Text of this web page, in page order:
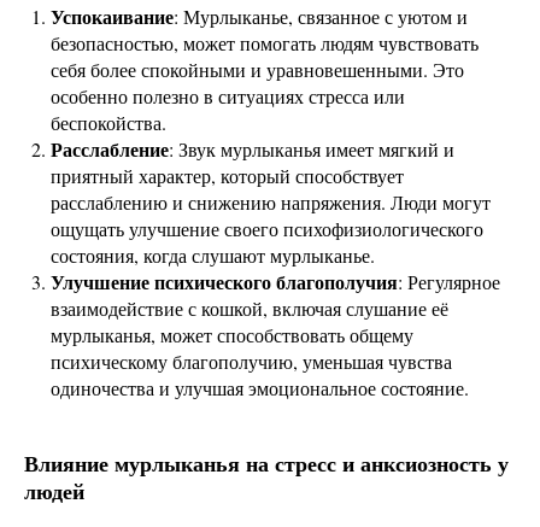
Успокаивание: Мурлыканье, связанное с уютом и
безопасностью, может помогать людям чувствовать
себя более спокойными и уравновешенными. Это
особенно полезно в ситуациях стресса или
беспокойства.
Расслабление: Звук мурлыканья имеет мягкий и
приятный характер, который способствует
расслаблению и снижению напряжения. Люди могут
ощущать улучшение своего психофизиологического
состояния, когда слушают мурлыканье.
Улучшение психического благополучия: Регулярное
взаимодействие с кошкой, включая слушание её
мурлыканья, может способствовать общему
психическому благополучию, уменьшая чувства
одиночества и улучшая эмоциональное состояние.
Влияние мурлыканья на стресс и анксиозность у
людей